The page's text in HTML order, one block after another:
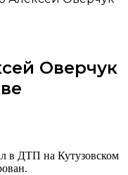
Оверчук
в ДТП на Кутузовском